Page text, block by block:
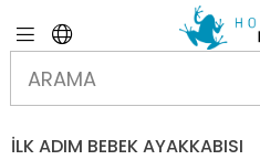
İLK ADIM BEBEK AYAKKABISI